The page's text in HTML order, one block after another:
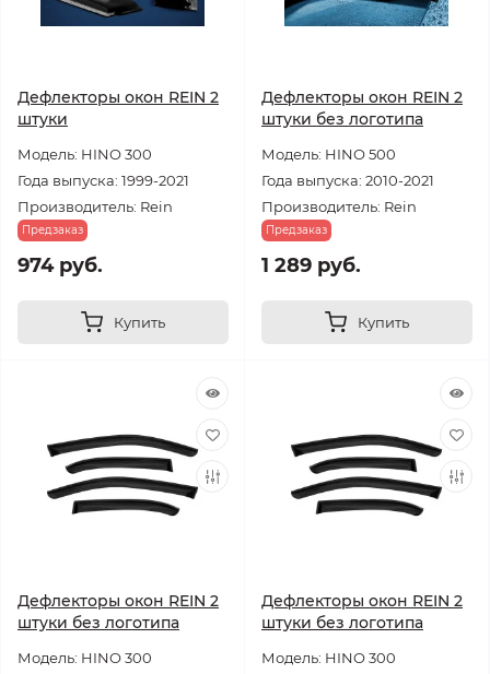
Дефлекторы окон REIN 2
штуки
Модель: HINO 300
Года выпуска: 1999-2021
Производитель: Rein
Предзаказ
974 руб.
Купить
Дефлекторы окон REIN 2
штуки без логотипа
Модель: HINO 500
Года выпуска: 2010-2021
Производитель: Rein
Предзаказ
1 289 руб.
Купить
Дефлекторы окон REIN 2
штуки без логотипа
Модель: HINO 300
Дефлекторы окон REIN 2
штуки без логотипа
Модель: HINO 300